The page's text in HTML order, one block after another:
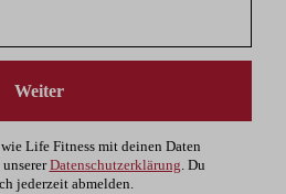
Weiter
Life Fitness mit deinen Daten
Datenschutzerklärung. Du
jederzeit abmelden.